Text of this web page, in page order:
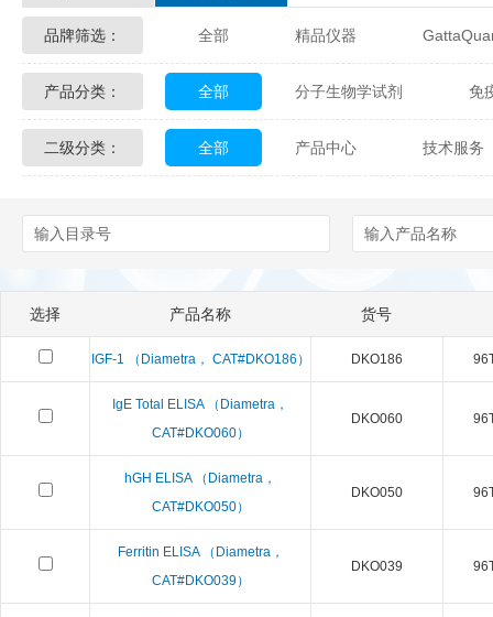
品牌筛选： 全部 精品仪器
Glycon Biochem Sterlitech
Echelon Biosciences Verichem
Biotez Berlin Diametra
Berry & Associates Zedira
LGC Maine Standards
AbD Serotec
产品分类： 全部 分子生物学试剂 免
化学及生物化学试剂 材料学试剂
二级分类： 全部 产品中心 技术服务
选择 产品名称 货号
IGF-1 （Diametra， CAT#DKO186） DKO186
IgE Total ELISA （Diametra，
CAT#DKO060）
DKO060
hGH ELISA （Diametra，
CAT#DKO050）
DKO050
Ferritin ELISA （Diametra，
CAT#DKO039）
DKO039